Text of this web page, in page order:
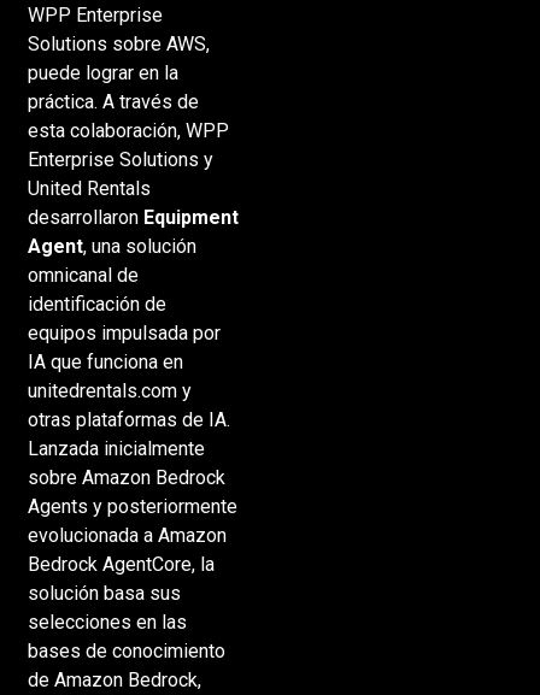
WPP Enterprise
Solutions sobre AWS,
puede lograr en la
práctica. A través de
esta colaboración, WPP
Enterprise Solutions y
United Rentals
desarrollaron Equipment
Agent, una solución
omnicanal de
identificación de
equipos impulsada por
IA que funciona en
unitedrentals.com y
otras plataformas de IA.
Lanzada inicialmente
sobre Amazon Bedrock
Agents y posteriormente
evolucionada a Amazon
Bedrock AgentCore, la
solución basa sus
selecciones en las
bases de conocimiento
de Amazon Bedrock,